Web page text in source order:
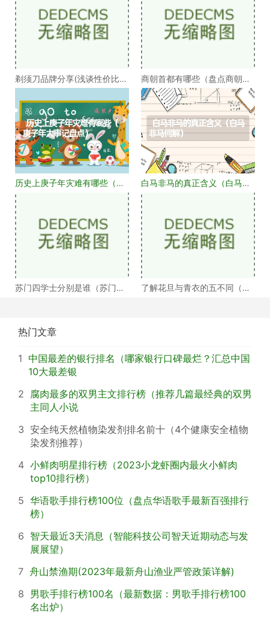
剃须刀品牌分享(浅谈性价比高
的剃须刀品牌）
商朝首都有哪些（盘点商朝的
十几个首都）
历史上庚子年灾难有哪些（庚
子年大事记盘点）
白马非马的真正含义（白马非
马何解）
苏门四学士分别是谁（苏门四
了解花旦与青衣的五不同（浅
热门文章
1 中国最差的银行排名（哪家银行口碑最烂？汇总中国
10大最差银
2
腐肉最多的双男主文排行榜（推荐几篇最经典的双男
主同人小说
3 安全纯天然植物染发剂排名前十（4个健康安全植物
染发剂推荐）
4 小鲜肉明星排行榜（2023小龙虾圈内最火小鲜肉
top10排行榜）
5 华语歌手排行榜100位（盘点华语歌手最新百强排行
榜）
6 智天最近3天消息（智能科技公司智天近期动态与发
展展望）
7 舟山禁渔期(2023年最新舟山渔业严管政策详解)
8 男歌手排行榜100名（最新数据：男歌手排行榜100
名出炉）